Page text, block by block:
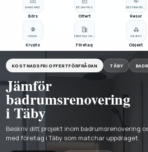
OBJEKT
Objekt
BE OM PRIS
Offert
Företag
MARKNAD
Börs Resor
COINS
Krypto
KOSTNADSFRI OFFERTFÖRFRÅGAN TÄBY
Jämför
badrumsrenovering
i Täby
Beskriv ditt projekt inom badrumsrenovering
med företag i Täby som matchar uppdraget.